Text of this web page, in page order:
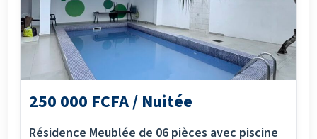
250 000 FCFA / Nuitée
Résidence Meublée de 06 pièces avec piscine